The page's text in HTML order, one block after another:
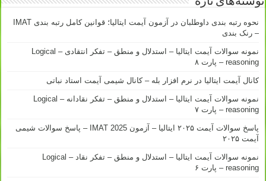
نحوه رتبه بندی داوطلبان در آزمون آیمت ایتالیا؛ قوانین کامل رتبه بندی IMAT
– رنک بندی
نمونه سوالات آیمت ایتالیا – استدلال و منطق – تفکر انتقادی – Logical
reasoning – پارت ۸
کانال آیمت ایتالیا در نرم افزار بله – کانال شیمی آیمت استاد نباتی
نمونه سوالات آیمت ایتالیا – استدلال و منطق – تفکر نقادانه – Logical
reasoning – پارت ۷
پاسخ سوالات آیمت ۲۰۲۵ ایتالیا – آزمون IMAT 2025 – پاسخ سوالات شیمی
آیمت ۲۰۲۵
نمونه سوالات آیمت ایتالیا – استدلال و منطق – تفکر نقاد – Logical
reasoning – پارت ۶